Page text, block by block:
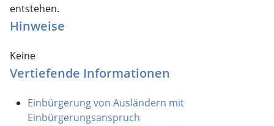
entstehen.
Hinweise
Keine
Vertiefende Informationen
Einbürgerung von Ausländern mit
Einbürgerungsanspruch